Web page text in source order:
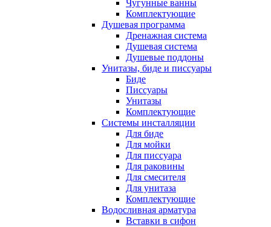
Чугунные ванны
Комплектующие
Душевая программа
Дренажная система
Душевая система
Душевые поддоны
Унитазы, биде и писсуары
Биде
Писсуары
Унитазы
Комплектующие
Системы инсталляции
Для биде
Для мойки
Для писсуара
Для раковины
Для смесителя
Для унитаза
Комплектующие
Водосливная арматура
Вставки в сифон